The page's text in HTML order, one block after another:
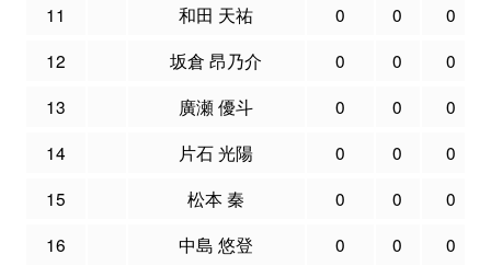
11
和田 天祐 0 0
0
12
坂倉 昂乃介 0 0
0
13
廣瀬 優斗 0 0
0
14
片石 光陽 0 0
0
15
松本 秦 0 0
0
16
中島 悠登 0 0
0